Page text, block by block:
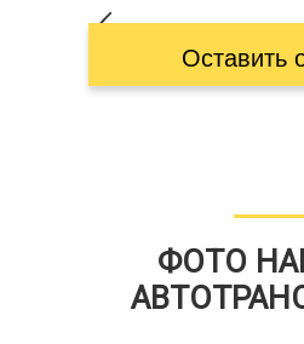
Оставить
ФОТО